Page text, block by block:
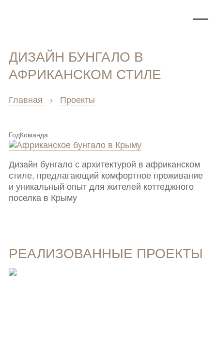
ДИЗАЙН БУНГАЛО В
АФРИКАНСКОМ СТИЛЕ
Главная › Проекты
Дизайн бунгало с архитектурой в африканском
стиле, предлагающий комфортное проживание
и уникальный опыт для жителей коттеджного
поселка в Крыму
ГодКоманда
РЕАЛИЗОВАННЫЕ ПРОЕКТЫ